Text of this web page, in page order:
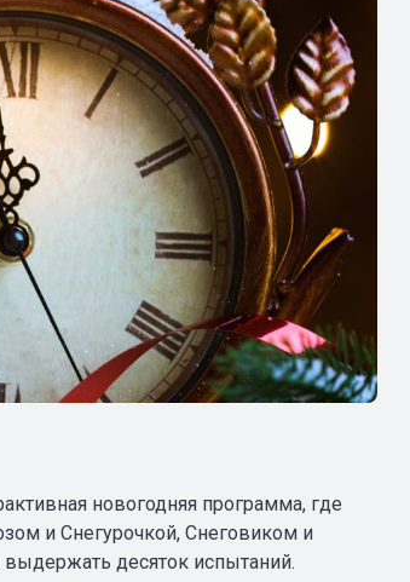
новогодняя программа, где
и Снегурочкой, Снеговиком и
десяток испытаний.